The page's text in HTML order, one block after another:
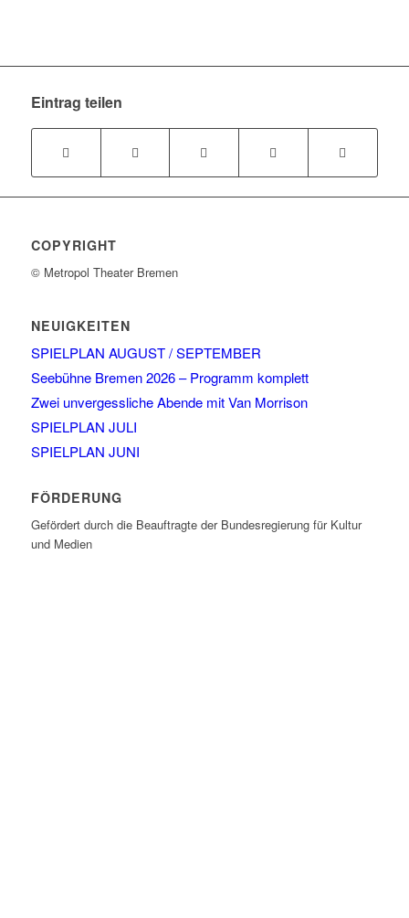
Eintrag teilen
COPYRIGHT
© Metropol Theater Bremen
NEUIGKEITEN
SPIELPLAN AUGUST / SEPTEMBER
Seebühne Bremen 2026 – Programm komplett
Zwei unvergessliche Abende mit Van Morrison
SPIELPLAN JULI
SPIELPLAN JUNI
FÖRDERUNG
Gefördert durch die Beauftragte der Bundesregierung für Kultur
und Medien